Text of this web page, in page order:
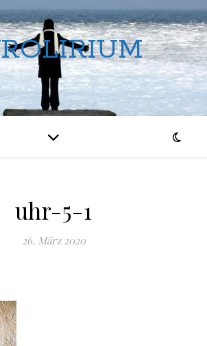
uhr-5-1
26. März 2020